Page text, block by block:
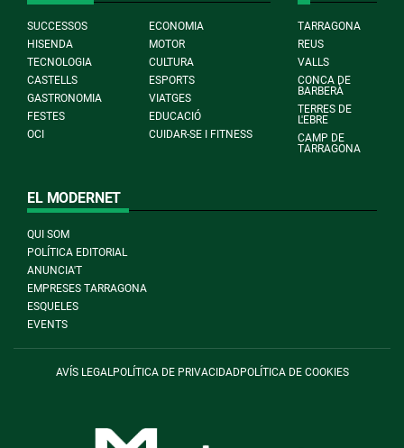
SUCCESSOS
ECONOMIA
HISENDA
MOTOR
TECNOLOGIA
CULTURA
CASTELLS
ESPORTS
GASTRONOMIA
VIATGES
FESTES
EDUCACIÓ
OCI
CUIDAR-SE I FITNESS
TARRAGONA
REUS
VALLS
CONCA DE
BARBERÀ
TERRES DE
L'EBRE
CAMP DE
TARRAGONA
EL MODERNET
QUI SOM
POLÍTICA EDITORIAL
ANUNCIA'T
EMPRESES TARRAGONA
ESQUELES
EVENTS
AVÍS LEGALPOLÍTICA DE PRIVACIDADPOLÍTICA DE COOKIES